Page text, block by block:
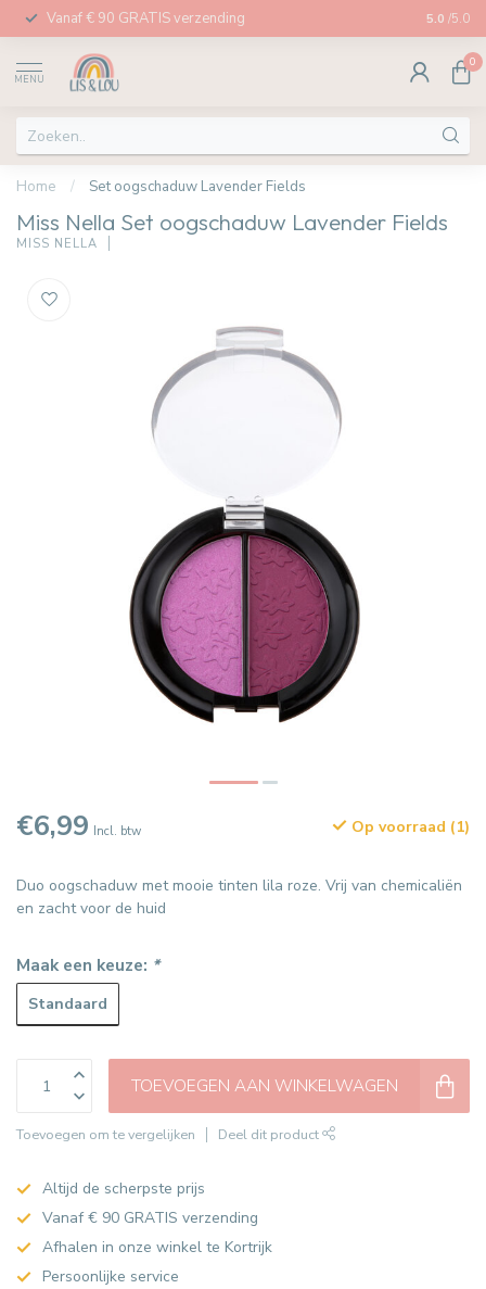
Vanaf € 90 GRATIS verzending Afhalen
5.0 /5.0
MENU
0
Home / Set oogschaduw Lavender Fields
Miss Nella Set oogschaduw Lavender Fields
MISS NELLA
€6,99 Incl. btw Op voorraad (1)
Duo oogschaduw met mooie tinten lila roze. Vrij van chemicaliën
en zacht voor de huid
Maak een keuze: *
Standaard
TOEVOEGEN AAN WINKELWAGEN
Toevoegen om te vergelijken Deel dit product
Altijd de scherpste prijs
Vanaf € 90 GRATIS verzending
Afhalen in onze winkel te Kortrijk
Persoonlijke service